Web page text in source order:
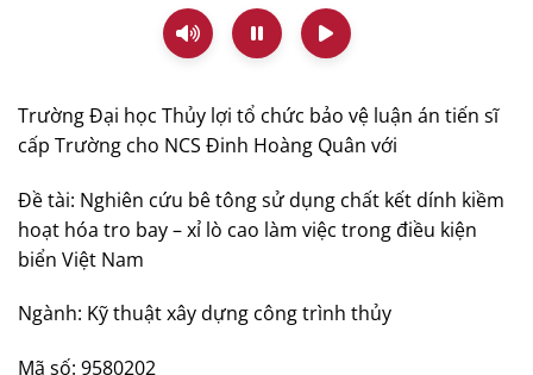
Trường Đại học Thủy lợi tổ chức bảo vệ luận án tiến sĩ
cấp Trường cho NCS Đinh Hoàng Quân với
Đề tài: Nghiên cứu bê tông sử dụng chất kết dính kiềm
hoạt hóa tro bay – xỉ lò cao làm việc trong điều kiện
biển Việt Nam
Ngành: Kỹ thuật xây dựng công trình thủy
Mã số: 9580202